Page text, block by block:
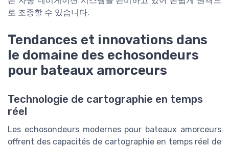
로 조종할 수 있습니다.
Tendances et innovations dans
le domaine des echosondeurs
pour bateaux amorceurs
Technologie de cartographie en temps
réel
Les echosondeurs modernes pour bateaux amorceurs
offrent des capacités de cartographie en temps réel de